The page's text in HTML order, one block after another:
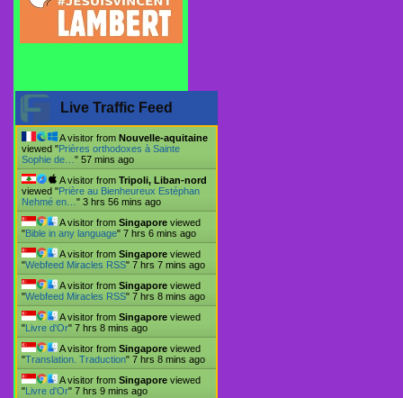
Live Traffic Feed
A visitor from Nouvelle-aquitaine
viewed "Prières orthodoxes à Sainte
Sophie de… " 57 mins ago
A visitor from Tripoli, Liban-nord
viewed "Prière au Bienheureux Estéphan
Nehmé en… " 3 hrs 56 mins ago
A visitor from Singapore viewed
"Bible in any language" 7 hrs 6 mins ago
A visitor from Singapore viewed
"Webfeed Miracles RSS" 7 hrs 7 mins ago
A visitor from Singapore viewed
"Webfeed Miracles RSS" 7 hrs 8 mins ago
A visitor from Singapore viewed
"Livre d'Or" 7 hrs 8 mins ago
A visitor from Singapore viewed
"Translation. Traduction" 7 hrs 8 mins ago
A visitor from Singapore viewed
"Livre d'Or" 7 hrs 9 mins ago